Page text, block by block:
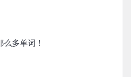
多单词！